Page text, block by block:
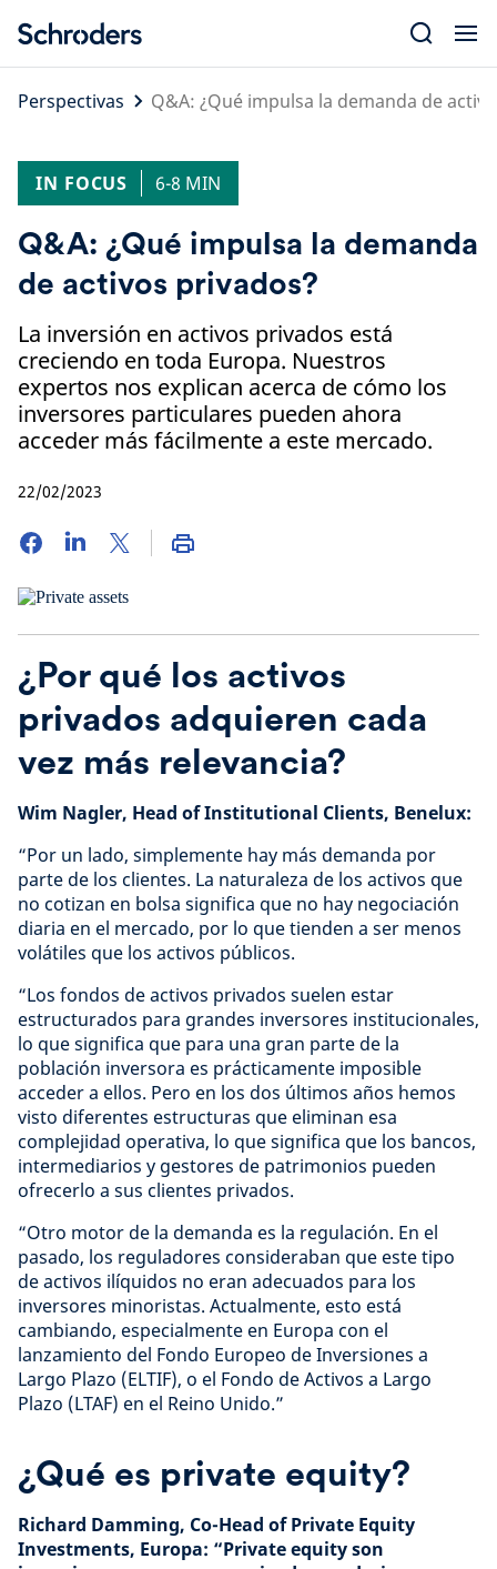
content
Perspectivas
Q&A: ¿Qué impulsa la demanda de
IN FOCUS 6-8 MIN
Q&A: ¿Qué impulsa la demanda
de activos privados?
La inversión en activos privados está
creciendo en toda Europa. Nuestros
expertos nos explican acerca de cómo los
inversores particulares pueden ahora
acceder más fácilmente a este mercado.
22/02/2023
¿Por qué los activos
privados adquieren cada
vez más relevancia?
Wim Nagler, Head of Institutional Clients, Benelux:
“Por un lado, simplemente hay más demanda por
parte de los clientes. La naturaleza de los activos que
no cotizan en bolsa significa que no hay negociación
diaria en el mercado, por lo que tienden a ser menos
volátiles que los activos públicos.
“Los fondos de activos privados suelen estar
estructurados para grandes inversores institucionales,
lo que significa que para una gran parte de la
población inversora es prácticamente imposible
acceder a ellos. Pero en los dos últimos años hemos
visto diferentes estructuras que eliminan esa
complejidad operativa, lo que significa que los bancos,
intermediarios y gestores de patrimonios pueden
ofrecerlo a sus clientes privados.
“Otro motor de la demanda es la regulación. En el
pasado, los reguladores consideraban que este tipo
de activos ilíquidos no eran adecuados para los
inversores minoristas. Actualmente, esto está
cambiando, especialmente en Europa con el
lanzamiento del Fondo Europeo de Inversiones a
Largo Plazo (ELTIF), o el Fondo de Activos a Largo
Plazo (LTAF) en el Reino Unido.”
¿Qué es private equity?
Richard Damming, Co-Head of Private Equity
Investments, Europa: “Private equity son